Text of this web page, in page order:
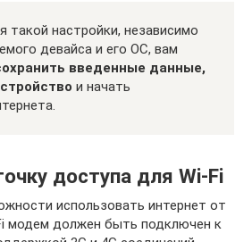
такой настройки, независимо
девайса и его ОС, вам
введенные данные,
и начать
доступа для Wi-Fi
использовать интернет от
модем должен быть подключен к